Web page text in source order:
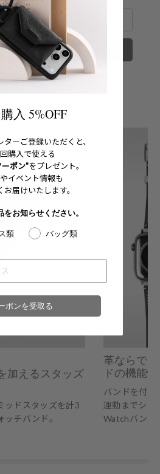
カートに追加する
加えるスタッズ
ッドスタッズを計3
チバンド。
革ならで
ドの機能性
バンドを付け
運動までシー
Watchバンド
入 5%OFF
ターご登録いただくと、
購入で使える
ポン"をプレゼント。
イベント情報も
お届けいたします。
お知らせください。
類 バッグ類
ポンを受取る